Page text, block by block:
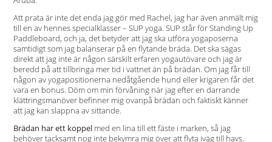
Att prata är inte det enda jag gör med Rachel, jag har även anmält mig
till en av hennes specialklasser – SUP yoga. SUP står för Standing Up
Paddleboard, och ja, det betyder att jag ska utföra yogaposerna
samtidigt som jag balanserar på en flytande bräda. Det ska sägas
direkt att jag inte är någon särskilt erfaren yogautövare och jag är
beredd på att tillbringa mer tid i vattnet än på brädan. Om jag får till
någon av yogapositionerna nedåtgående hund eller krigaren får det
vara en bonus. Döm om min förvåning när jag efter en darrande
klättringsmanöver befinner mig ovanpå brädan och faktiskt känner
att jag kan slappna av sittande.
Brädan har ett koppel med en lina till ett fäste i marken, så jag
behöver tacksamt nog inte bekymra mig över att flyta iväg till havs.